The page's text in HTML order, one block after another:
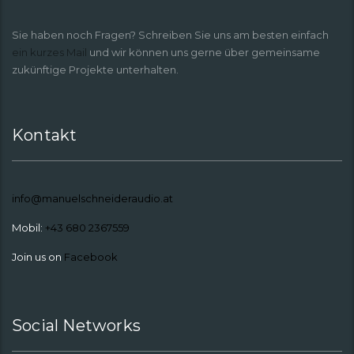
Sie haben noch Fragen? Schreiben Sie uns am besten einfach
ein kurzes Mail und wir können uns gerne über gemeinsame
zukünftige Projekte unterhalten.
Kontakt
info@manuelschneideraudio.at
Mobil: +43 680 2367559
Join us on Facebook
Social Networks